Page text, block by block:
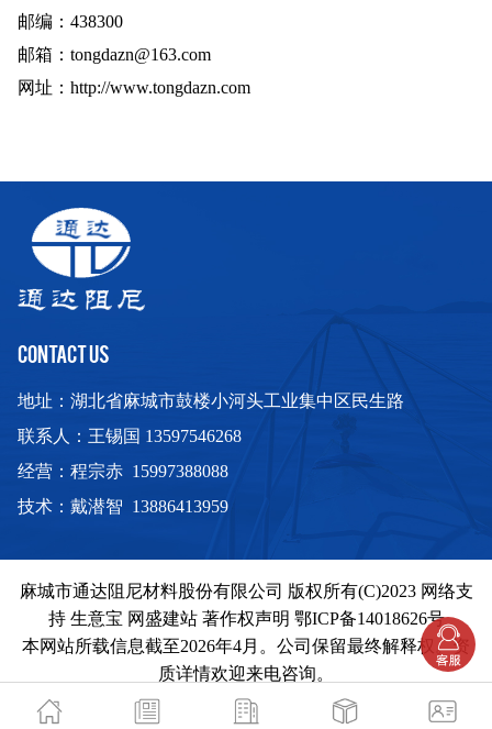
邮编：438300
邮箱：tongdazn@163.com
网址：http://www.tongdazn.com
CONTACT US
地址：湖北省麻城市鼓楼小河头工业集中区民生路
联系人：王锡国 13597546268
经营：程宗赤 15997388088
技术：戴潜智 13886413959
麻城市通达阻尼材料股份有限公司 版权所有(C)2023 网络支
持 生意宝 网盛建站 著作权声明 鄂ICP备14018626号
本网站所载信息截至2026年4月。公司保留最终解释权。资
质详情欢迎来电咨询。